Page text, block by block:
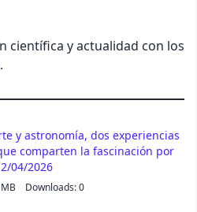
científica y actualidad con los
y astronomía, dos experiencias
comparten la fascinación por
04/2026
Downloads: 0